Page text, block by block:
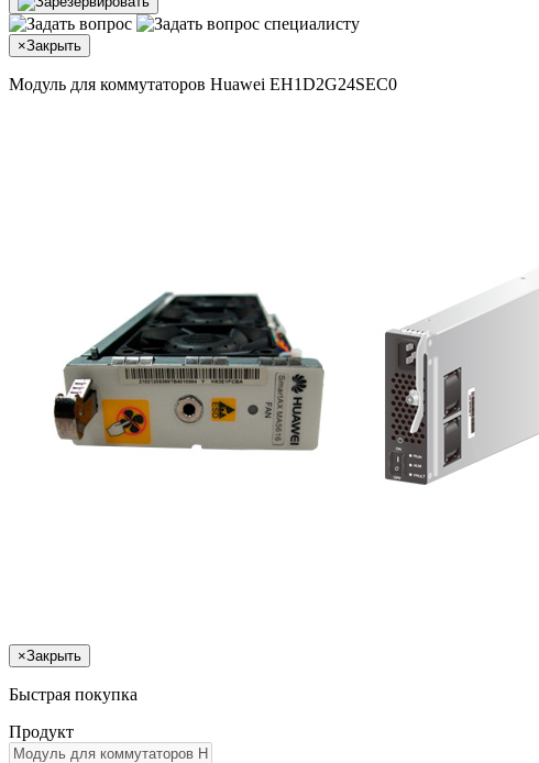
×Закрыть
Модуль для коммутаторов Huawei EH1D2G24SEC0
×Закрыть
Быстрая покупка
Продукт